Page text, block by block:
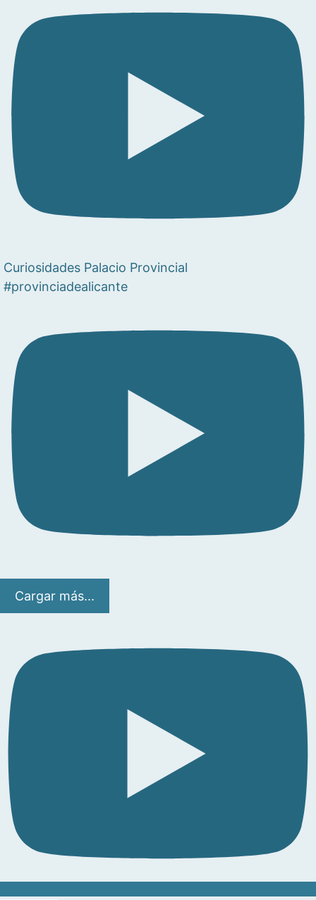
Curiosidades Palacio Provincial
#provinciadealicante
Cargar más...